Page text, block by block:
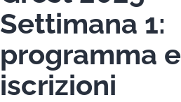
Settimana 1:
programma e
iscrizioni